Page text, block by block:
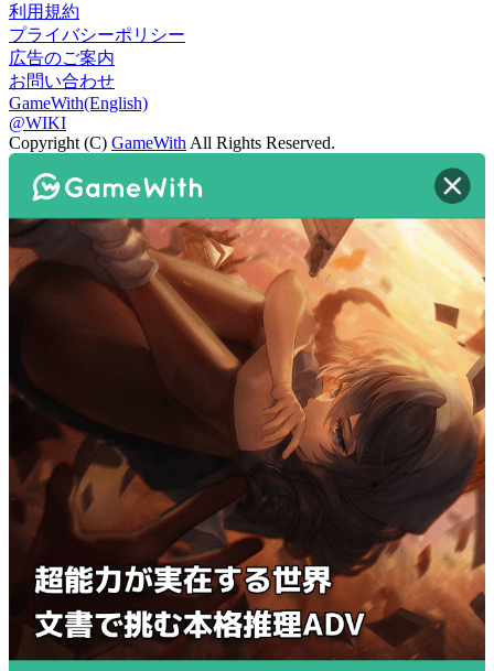
利用規約
プライバシーポリシー
広告のご案内
お問い合わせ
GameWith(English)
@WIKI
Copyright (C) GameWith All Rights Reserved.